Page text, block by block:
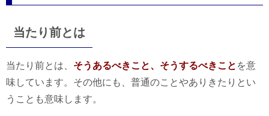
当たり前とは
当たり前とは、 そうあるべきこと、そうするべきこと を意
味しています。その他にも、普通のことやありきたりとい
うことも意味します。